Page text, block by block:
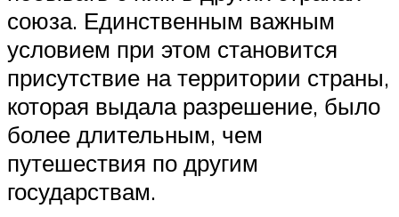
союза. Единственным важным
условием при этом становится
присутствие на территории страны,
которая выдала разрешение, было
более длительным, чем
путешествия по другим
государствам.